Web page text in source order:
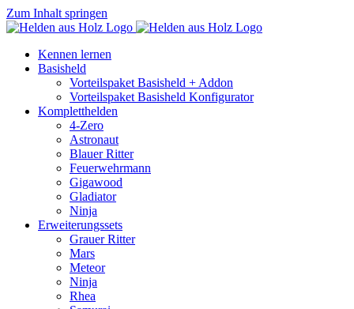
Zum Inhalt springen
Kennen lernen
Basisheld
Vorteilspaket Basisheld + Addon
Vorteilspaket Basisheld Konfigurator
Kompletthelden
4-Zero
Astronaut
Blauer Ritter
Feuerwehrmann
Gigawood
Gladiator
Ninja
Erweiterungssets
Grauer Ritter
Mars
Meteor
Ninja
Rhea